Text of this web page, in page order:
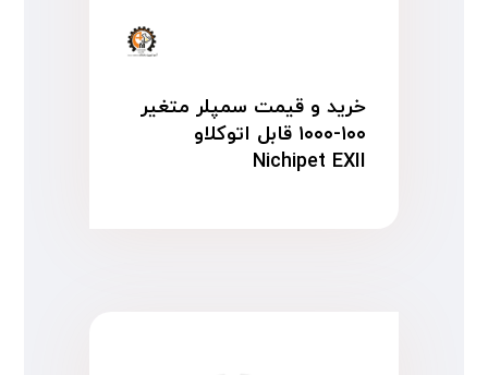
خرید و قیمت سمپلر متغیر
۱۰۰-۱۰۰۰ قابل اتوکلاو
Nichipet EXII